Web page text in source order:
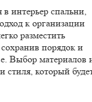
интерьер спальни,
к организации
разместить
порядок и
Выбор материалов
стиля, который